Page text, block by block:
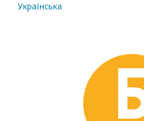
Українська